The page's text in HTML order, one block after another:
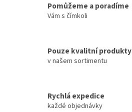
p
y
v
Pomůžeme a poradíme
Vám s čímkoli
Pouze kvalitní produkty
v našem sortimentu
Rychlá expedice
každé objednávky